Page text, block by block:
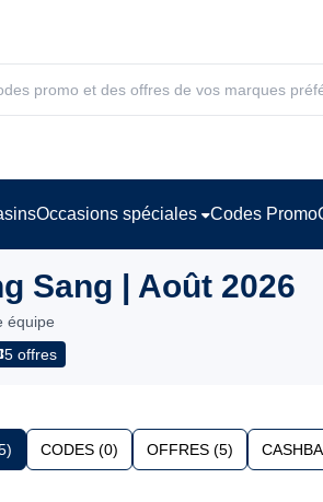
Occasions spéciales Codes Promo
Sang | Août 2026
équipe
5 offres
CODES (0) OFFRES (5)